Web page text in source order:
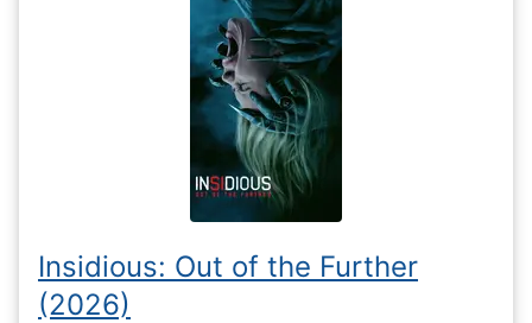
Insidious: Out of the Further
(2026)